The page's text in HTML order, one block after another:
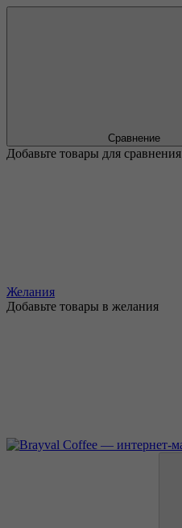
Сравнение
Добавьте товары для сравнения
Желания
Добавьте товары в желания